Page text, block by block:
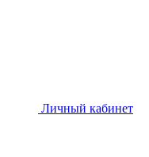
Личный кабинет